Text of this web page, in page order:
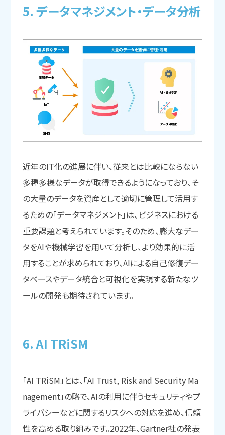
5. データマネジメント・データ分析
近年のIT化の進展に伴い、従来とは比較にならない
多種多様なデータが取得できるようになっており、そ
の大量のデータを資産として適切に管理して活用す
るための「データマネジメント」は、ビジネスにおける
重要課題と考えられています。そのため、膨大なデー
タをAIや機械学習を用いて分析し、より効果的に活
用することが求められており、AIによる自己修復デー
タベースやデータ統合と可視化を実現する新たなツ
ールの開発も期待されています。
6. AI TRiSM
「AI TRiSM」とは、「AI Trust, Risk and Security Ma
nagement」の略で、AIの利用に伴うセキュリティやプ
ライバシーなどに関するリスクへの対応を進め、信頼
性を高める取り組みです。2022年、Gartner社の発表